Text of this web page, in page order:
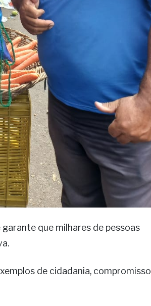
que milhares de pessoas
de cidadania, compromisso